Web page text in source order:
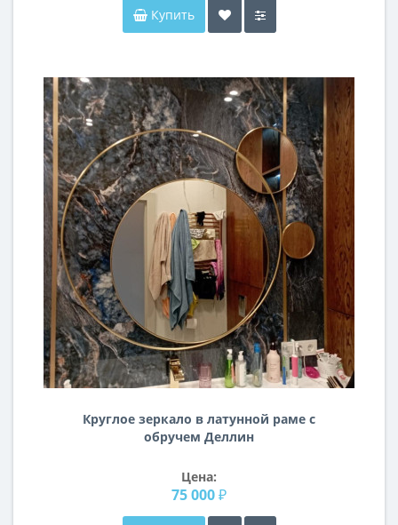
Купить
Круглое зеркало в латунной раме с
обручем Деллин
Цена:
75 000 ₽